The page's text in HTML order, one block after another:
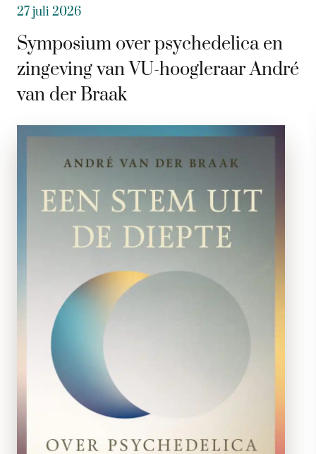
27 juli 2026
Symposium over psychedelica en
zingeving van VU-hoogleraar André
van der Braak